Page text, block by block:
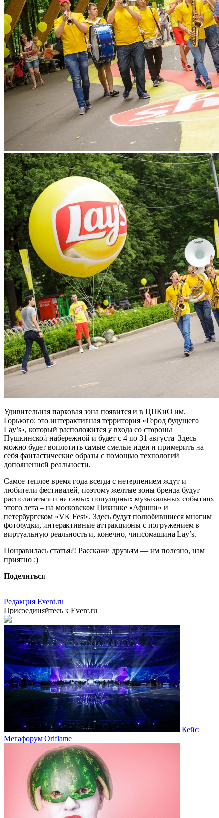
Удивительная парковая зона появится и в ЦПКиО им.
Горького: это интерактивная территория «Город будущего
Lay’s», который расположится у входа со стороны
Пушкинской набережной и будет с 4 по 31 августа. Здесь
можно будет воплотить самые смелые идеи и примерить на
себя фантастические образы с помощью технологий
дополненной реальности.
Самое теплое время года всегда с нетерпением ждут и
любители фестивалей, поэтому желтые зоны бренда будут
располагаться и на самых популярных музыкальных событиях
этого лета – на московском Пикнике «Афиши» и
петербургском «VK Fest». Здесь будут полюбившиеся многим
фотобудки, интерактивные аттракционы с погружением в
виртуальную реальность и, конечно, чипсомашина Lay’s.
Понравилась статья?! Расскажи друзьям — им полезно, нам
приятно :)
Поделиться
Редакция Event.ru
Присоединяйтесь к Event.ru
Кейс:
Мегафорум Oriflame